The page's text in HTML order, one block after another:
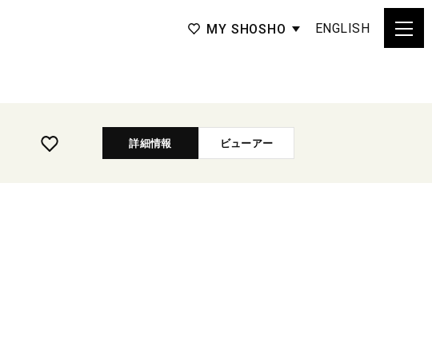
MY SHOSHO ENGLISH
詳細情報 ビューアー